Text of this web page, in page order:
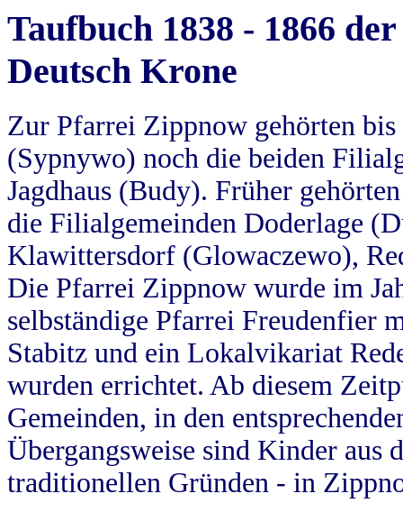
Taufbuch 1838 - 1866
Deutsch Krone
Zur Pfarrei Zippnow gehörten
(Sypnywo) noch die beiden
Jagdhaus (Budy). Früher
die Filialgemeinden Doderlage
Klawittersdorf (Glowaczewo),
Die Pfarrei Zippnow wurde im
selbständige Pfarrei Freudenfier
Stabitz und ein Lokalvikariat
wurden errichtet. Ab diesem
Gemeinden, in den
Übergangsweise sind Kinder aus
traditionellen Gründen - in